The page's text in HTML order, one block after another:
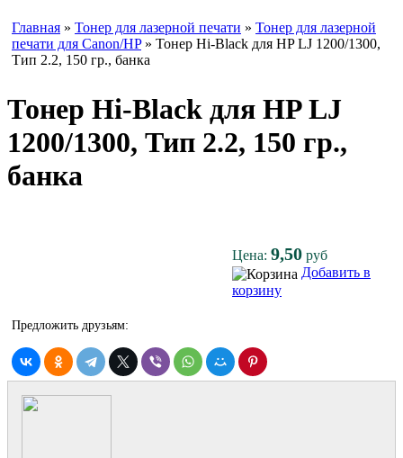
Главная » Тонер для лазерной печати » Тонер для лазерной
печати для Canon/HP» Тонер Hi-Black для HP LJ 1200/1300,
Тип 2.2, 150 гр., банка
Тонер Hi-Black для HP LJ
1200/1300, Тип 2.2, 150 гр.,
банка
Цена: 9,50 руб
Добавить в
корзину
Предложить друзьям: